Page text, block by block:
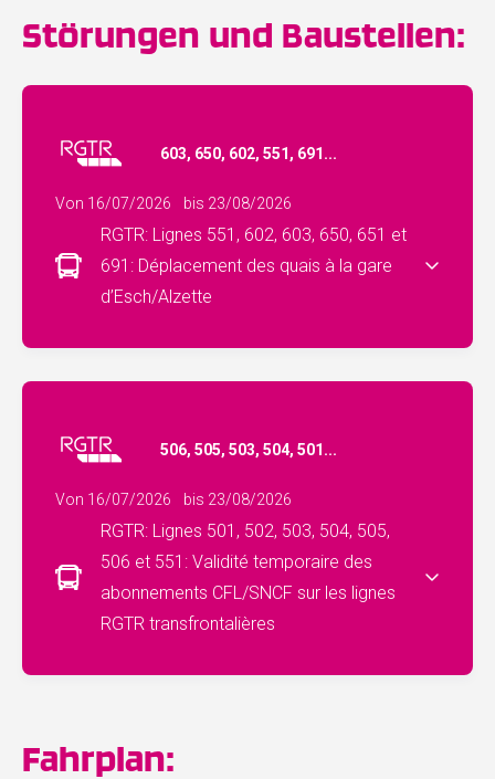
Störungen und Baustellen:
603, 650, 602, 551, 691...
Von 16/07/2026 bis 23/08/2026
RGTR: Lignes 551, 602, 603, 650, 651 et
691: Déplacement des quais à la gare
d’Esch/Alzette
506, 505, 503, 504, 501...
Von 16/07/2026 bis 23/08/2026
RGTR: Lignes 501, 502, 503, 504, 505,
506 et 551: Validité temporaire des
abonnements CFL/SNCF sur les lignes
RGTR transfrontalières
Fahrplan: